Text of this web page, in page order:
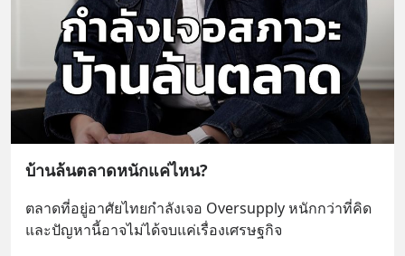
บ้านล้นตลาดหนักแค่ไหน?
ตลาดที่อยู่อาศัยไทยกำลังเจอ Oversupply หนักกว่าที่คิด
และปัญหานี้อาจไม่ได้จบแค่เรื่องเศรษฐกิจ